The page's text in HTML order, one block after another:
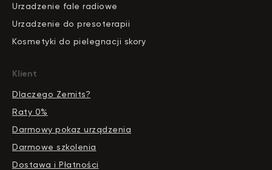
Urzadzenie fale radiowe
Urzadzenie do presoterapii
Kosmetyki do pielegnacji skory
Klient
Dlaczego Zemits?
Raty 0%
Darmowy pokaz urządzenia
Darmowe szkolenia
Dostawa i Płatności